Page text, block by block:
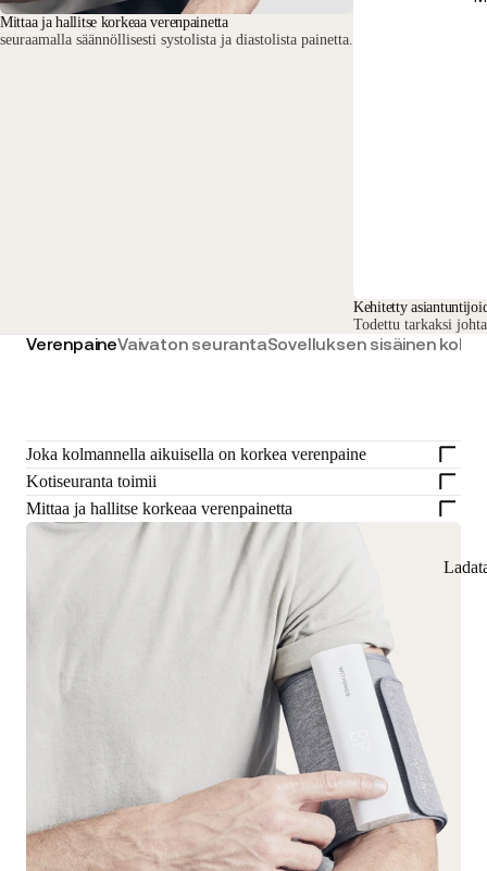
Mittaa ja hallitse korkeaa verenpainetta
seuraamalla säännöllisesti systolista ja diastolista painetta.
Kehitetty
Todettu tarkaksi
VerenpaineVaivaton seurantaSovelluksen sisäinen
Joka kolmannella aikuisella on korkea verenpaine
Kotiseuranta toimii
Mittaa ja hallitse korkeaa verenpainetta